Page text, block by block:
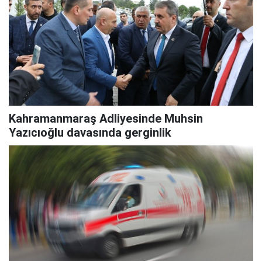
Kahramanmaraş Adliyesinde Muhsin
Yazıcıoğlu davasında gerginlik